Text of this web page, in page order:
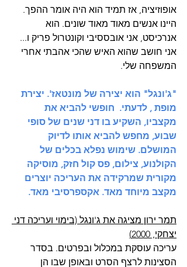
אופוזיציה, אז תמיד הוא היה אומר ההפך.
היינו אנשים מאוד מאוד שונים. הוא
אנרכיסט, אני אובססיבי וקונטרול פריק ו...
אני חושב שהוא האיש שהכי אהבתי אחרי
המשפחה שלי.
"ג'ונגל" הוא יצירה של מונטאז'. יצירת
מופת , לדעתי.  חופשי להביא את
מקצביו, השקיע בו דני שנים של סופי
שבוע, מחפש להביא אותו לדיוק
המושלם. שימוש נפלא בכלים של
הקולנוע, צילום, פס קול חזק, מוסיקה
מקורית שמרקידה את העריכה יוצרים
מקצב מיוחד מאד. אקספרסיבי מאד.
תמר ירון מציגה את ג'ונגל (בימוי ועריכה דני
יצחקי, 2000)
עריכה עוסקת במכלול ובפרטים. בסדר
הסצינות לרצף הסרט ובאופן שבו הן